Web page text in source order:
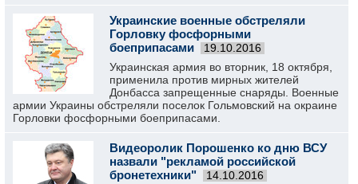
Украинские военные обстреляли
Горловку фосфорными
боеприпасами
19.10.2016
Украинская армия во вторник, 18 октября,
применила против мирных жителей
Донбасса запрещенные снаряды. Военные
армии Украины обстреляли поселок Гольмовский на окраине
Горловки фосфорными боеприпасами.
Видеоролик Порошенко ко дню ВСУ
назвали "рекламой российской
бронетехники"
14.10.2016